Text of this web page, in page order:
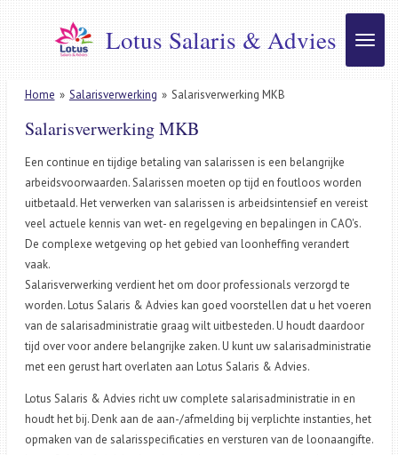
Ga
direct
naar
de
hoofdinhoud
Lotus Salaris & Advies
Home » Salarisverwerking » Salarisverwerking MKB
Salarisverwerking MKB
Een continue en tijdige betaling van salarissen is een belangrijke
arbeidsvoorwaarden. Salarissen moeten op tijd en foutloos worden
uitbetaald. Het verwerken van salarissen is arbeidsintensief en vereist
veel actuele kennis van wet- en regelgeving en bepalingen in CAO's.
De complexe wetgeving op het gebied van loonheffing verandert
vaak.
Salarisverwerking verdient het om door professionals verzorgd te
worden. Lotus Salaris & Advies kan goed voorstellen dat u het voeren
van de salarisadministratie graag wilt uitbesteden. U houdt daardoor
tijd over voor andere belangrijke zaken. U kunt uw salarisadministratie
met een gerust hart overlaten aan Lotus Salaris & Advies.
Lotus Salaris & Advies richt uw complete salarisadministratie in en
houdt het bij. Denk aan de aan-/afmelding bij verplichte instanties, het
opmaken van de salarisspecificaties en versturen van de loonaangifte.